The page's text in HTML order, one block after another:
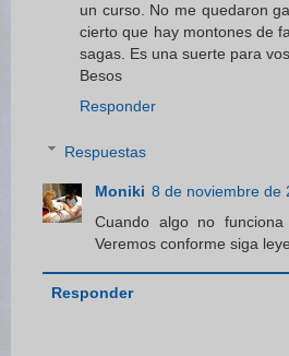
un curso. No me quedaron
cierto que hay montones de
sagas. Es una suerte para
Besos
Responder
Respuestas
Moniki 8 de noviembre de
Cuando algo no
Veremos conforme siga
Responder